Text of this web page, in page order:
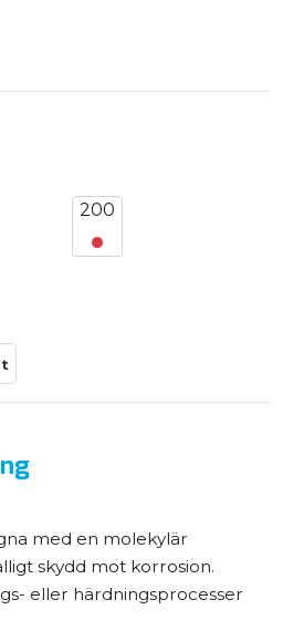
200
med en molekylär
skydd mot korrosion.
eller härdningsprocesser